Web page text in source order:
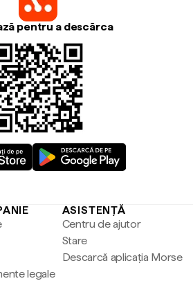
pentru a descărca
legale
ASISTENȚĂ
Centru de ajutor
Stare
Descarcă aplicația Morse